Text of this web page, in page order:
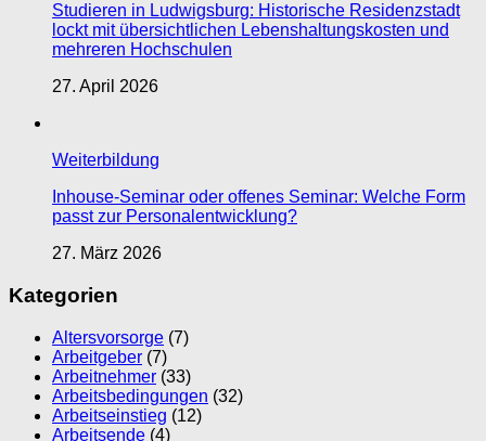
Studieren in Ludwigsburg: Historische Residenzstadt
lockt mit übersichtlichen Lebenshaltungskosten und
mehreren Hochschulen
27. April 2026
Weiterbildung
Inhouse-Seminar oder offenes Seminar: Welche Form
passt zur Personalentwicklung?
27. März 2026
Kategorien
Altersvorsorge (7)
Arbeitgeber (7)
Arbeitnehmer (33)
Arbeitsbedingungen (32)
Arbeitseinstieg (12)
Arbeitsende (4)